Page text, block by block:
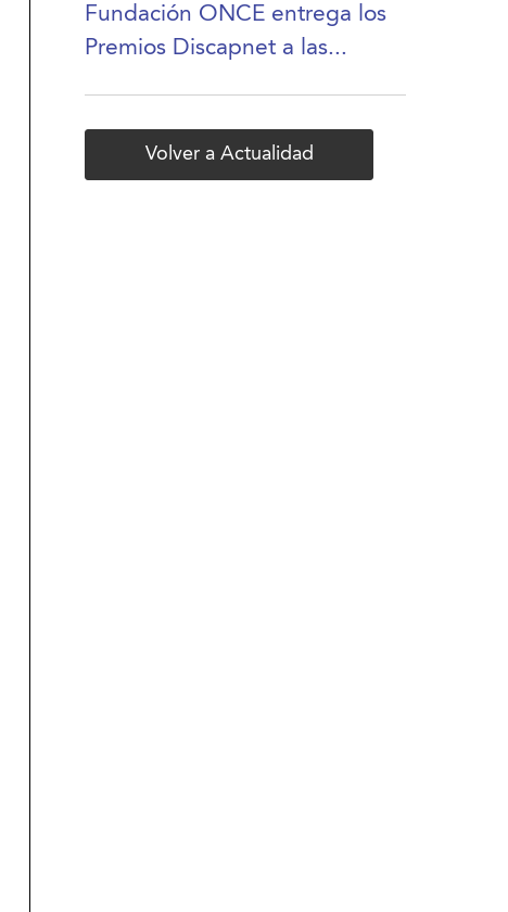
Fundación ONCE entrega los
Premios Discapnet a las...
Volver a Actualidad